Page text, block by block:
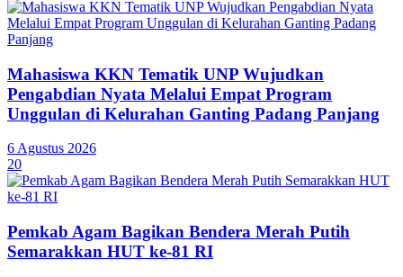
Mahasiswa KKN Tematik UNP Wujudkan
Pengabdian Nyata Melalui Empat Program
Unggulan di Kelurahan Ganting Padang Panjang
6 Agustus 2026
20
Pemkab Agam Bagikan Bendera Merah Putih
Semarakkan HUT ke-81 RI